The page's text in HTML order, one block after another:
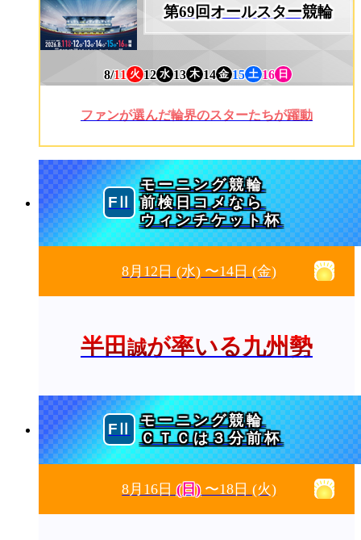
第69回オールスター競輪
8/11 火 12 水 13 木 14 金 15 土 16 日
ファンが選んだ輪界のスターたちが躍動
モーニング競輪
前検日コメなら
ウィンチケット杯
8月12日(水) 〜14日(金)
半田誠が率いる九州勢
モーニング競輪
ＣＴＣは３分前杯
8月16日(日)〜18日(火)